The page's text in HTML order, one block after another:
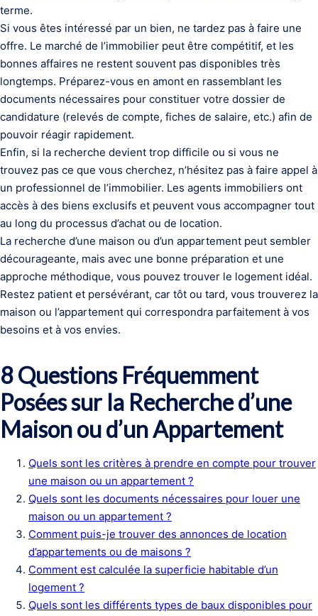
terme.
Si vous êtes intéressé par un bien, ne tardez pas à faire une
offre. Le marché de l’immobilier peut être compétitif, et les
bonnes affaires ne restent souvent pas disponibles très
longtemps. Préparez-vous en amont en rassemblant les
documents nécessaires pour constituer votre dossier de
candidature (relevés de compte, fiches de salaire, etc.) afin de
pouvoir réagir rapidement.
Enfin, si la recherche devient trop difficile ou si vous ne
trouvez pas ce que vous cherchez, n’hésitez pas à faire appel à
un professionnel de l’immobilier. Les agents immobiliers ont
accès à des biens exclusifs et peuvent vous accompagner tout
au long du processus d’achat ou de location.
La recherche d’une maison ou d’un appartement peut sembler
décourageante, mais avec une bonne préparation et une
approche méthodique, vous pouvez trouver le logement idéal.
Restez patient et persévérant, car tôt ou tard, vous trouverez la
maison ou l’appartement qui correspondra parfaitement à vos
besoins et à vos envies.
8 Questions Fréquemment
Posées sur la Recherche d’une
Maison ou d’un Appartement
Quels sont les critères à prendre en compte pour trouver
une maison ou un appartement ?
Quels sont les documents nécessaires pour louer une
maison ou un appartement ?
Comment puis-je trouver des annonces de location
d’appartements ou de maisons ?
Comment est calculée la superficie habitable d’un
logement ?
Quels sont les différents types de baux disponibles pour